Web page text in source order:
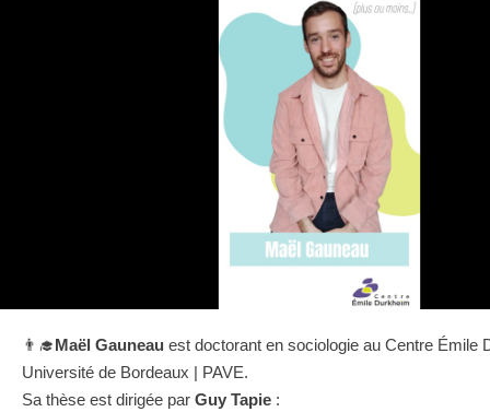
👨‍🎓Maël Gauneau est doctorant en sociologie au Centre Émile
Université de Bordeaux | PAVE.
Sa thèse est dirigée par Guy Tapie :